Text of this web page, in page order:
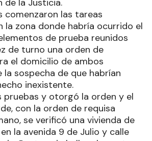
de la Justicia.
comenzaron las tareas
la zona donde habría ocurrido el
de prueba reunidos
de turno una orden de
el domicilio de ambos
la sospecha de que habrían
inexistente.
pruebas y otorgó la orden y el
con la orden de requisa
se verificó una vivienda de
la avenida 9 de Julio y calle